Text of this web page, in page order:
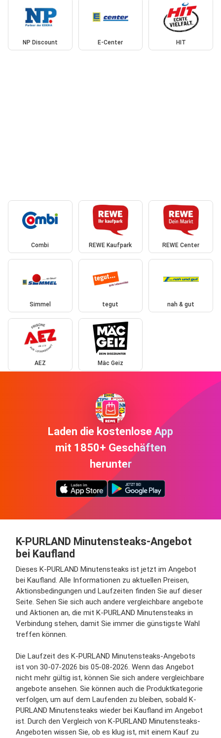
NP Discount E-Center HIT
Combi REWE Kaufpark REWE Center
Simmel tegut nah & gut
AEZ Mäc Geiz
Laden die kostenlose App
mit 1850+ Geschäften
herunter
K-PURLAND Minutensteaks-Angebot
bei Kaufland
Dieses K-PURLAND Minutensteaks ist jetzt im Angebot
bei Kaufland. Alle Informationen zu aktuellen Preisen,
Aktionsbedingungen und Laufzeiten finden Sie auf dieser
Seite. Sehen Sie sich auch andere vergleichbare angebote
und Aktionen an, die mit K-PURLAND Minutensteaks in
Verbindung stehen, damit Sie immer die günstigste Wahl
treffen können.
Die Laufzeit des K-PURLAND Minutensteaks-Angebots
ist von 30-07-2026 bis 05-08-2026. Wenn das Angebot
nicht mehr gültig ist, können Sie sich andere vergleichbare
angebote ansehen. Sie können auch die Produktkategorie
verfolgen, um auf dem Laufenden zu bleiben, sobald K-
PURLAND Minutensteaks wieder bei Kaufland im Angebot
ist. Durch den Vergleich von K-PURLAND Minutensteaks-
Angeboten wissen Sie, ob es klug ist, mit einem Kauf zu